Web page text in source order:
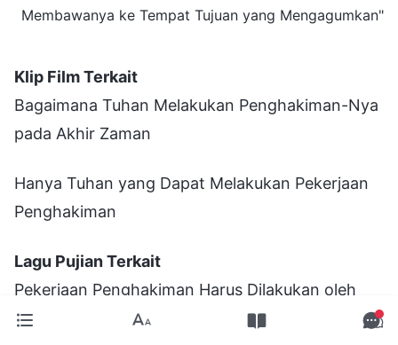
Membawanya ke Tempat Tujuan yang Mengagumkan"
Klip Film Terkait
Bagaimana Tuhan Melakukan Penghakiman-Nya
pada Akhir Zaman
Hanya Tuhan yang Dapat Melakukan Pekerjaan
Penghakiman
Lagu Pujian Terkait
Pekerjaan Penghakiman Harus Dilakukan oleh
Tuhan Sendiri